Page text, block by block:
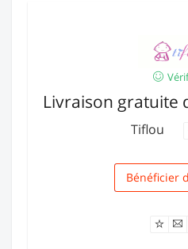
Livraison gratuite
Tiflou
Bénéficier